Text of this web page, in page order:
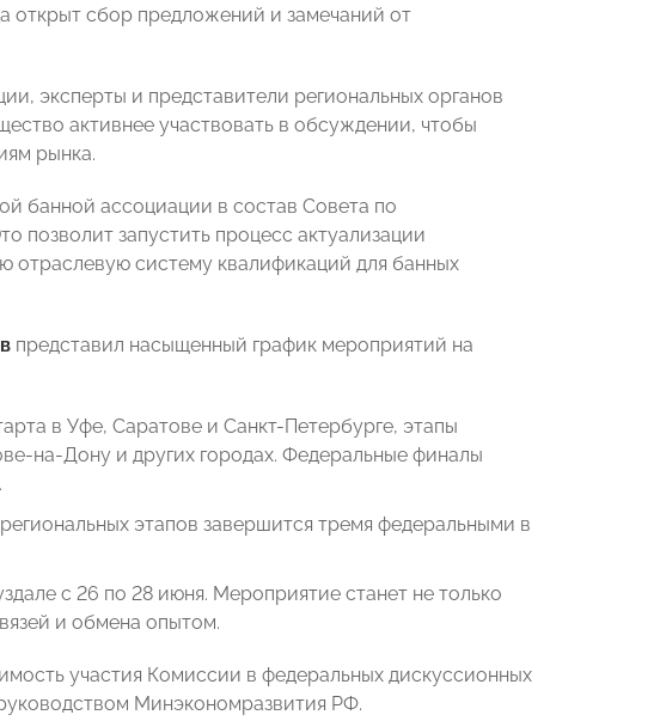
открыт сбор предложений и замечаний от
эксперты и представители региональных органов
активнее участвовать в обсуждении, чтобы
рынка.
банной ассоциации в состав Совета по
позволит запустить процесс актуализации
систему квалификаций для банных
представил насыщенный график мероприятий на
в Уфе, Саратове и Санкт-Петербурге, этапы
на-Дону и других городах. Федеральные финалы
этапов завершится тремя федеральными в
с 26 по 28 июня. Мероприятие станет не только
и обмена опытом.
участия Комиссии в федеральных дискуссионных
Минэкономразвития РФ.